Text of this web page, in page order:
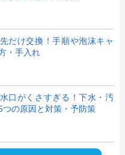
だけ交換！手順や泡沫キャ
・手入れ
口がくさすぎる！下水・汚
つの原因と対策・予防策